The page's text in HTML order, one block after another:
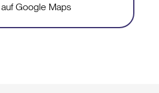
Google Maps